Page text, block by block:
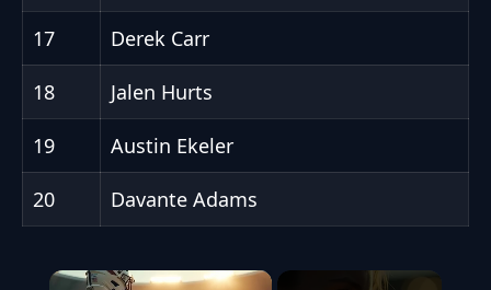
17 Derek Carr
18 Jalen Hurts
19 Austin Ekeler
20 Davante Adams
×